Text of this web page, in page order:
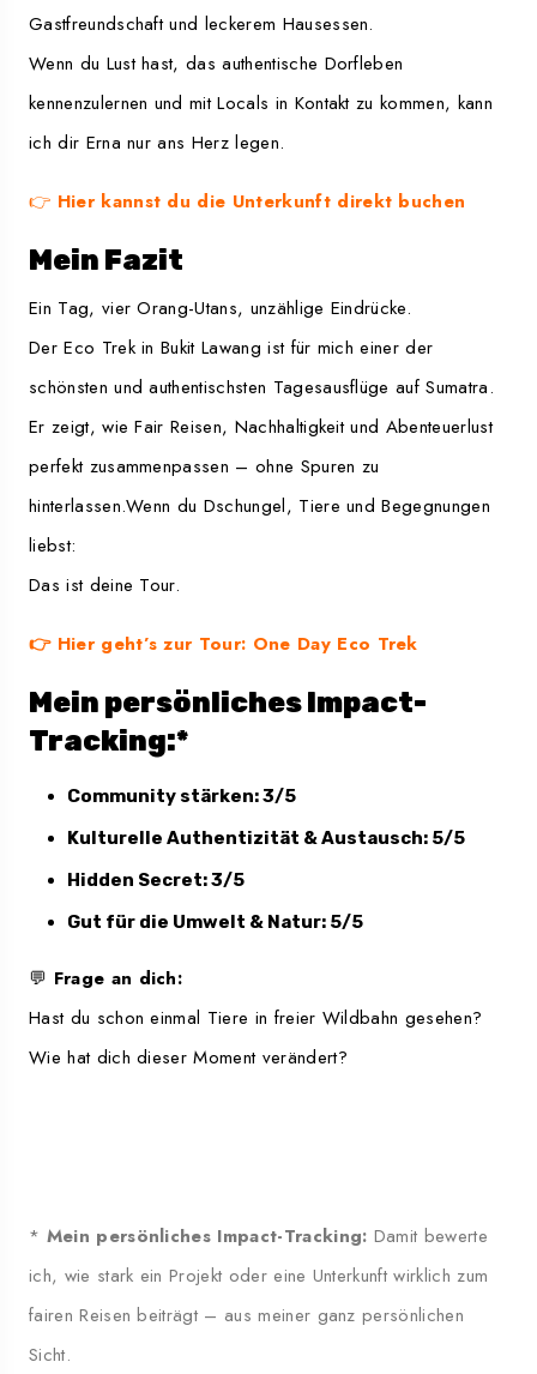
Gastfreundschaft und leckerem Hausessen.
Wenn du Lust hast, das authentische Dorfleben
kennenzulernen und mit Locals in Kontakt zu kommen, kann
ich dir Erna nur ans Herz legen.
👉 Hier kannst du die Unterkunft direkt buchen
Mein Fazit
Ein Tag, vier Orang-Utans, unzählige Eindrücke.
Der Eco Trek in Bukit Lawang ist für mich einer der
schönsten und authentischsten Tagesausflüge auf Sumatra.
Er zeigt, wie Fair Reisen, Nachhaltigkeit und Abenteuerlust
perfekt zusammenpassen – ohne Spuren zu
hinterlassen.Wenn du Dschungel, Tiere und Begegnungen
liebst:
Das ist deine Tour.
👉Hier geht’s zur Tour: One Day Eco Trek
Mein persönliches Impact-
Tracking:*
Community stärken: 3/5
Kulturelle Authentizität & Austausch: 5/5
Hidden Secret: 3/5
Gut für die Umwelt & Natur: 5/5
💬 Frage an dich:
Hast du schon einmal Tiere in freier Wildbahn gesehen?
Wie hat dich dieser Moment verändert?
* Mein persönliches Impact-Tracking: Damit bewerte
ich, wie stark ein Projekt oder eine Unterkunft wirklich zum
fairen Reisen beiträgt – aus meiner ganz persönlichen
Sicht.